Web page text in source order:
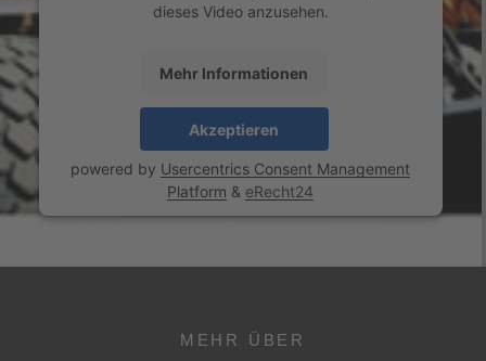
dieses Video anzusehen.
Mehr Informationen
Akzeptieren
powered by Usercentrics Consent Management
Platform & eRecht24
MEHR ÜBER